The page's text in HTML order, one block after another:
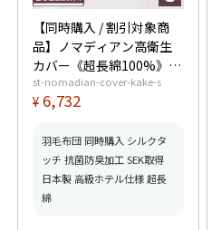
【同時購入 / 割引対象商
品】ノマディアン高衛生
カバー《超長綿100%》掛
けふとん用 シングル
st-nomadian-cover-kake-s
¥ 6,732
羽毛布団 同時購入 シルクタ
ッチ 抗菌防臭加工 SEK取得
日本製 高級ホテル仕様 超長
綿